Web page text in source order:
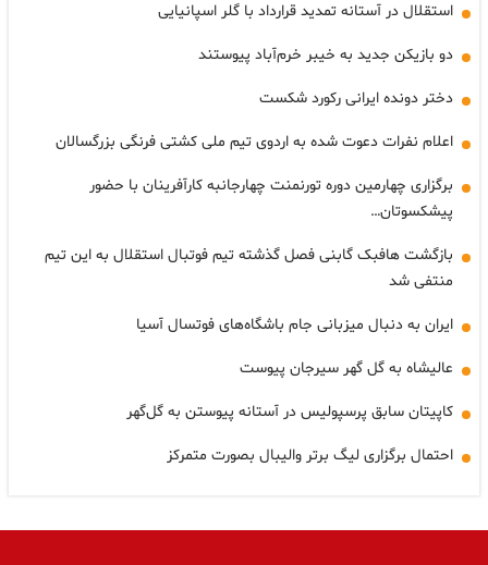
استقلال در آستانه تمدید قرارداد با گلر اسپانیایی
دو بازیکن جدید به خیبر خرم‌آباد پیوستند
دختر دونده ایرانی رکورد شکست
اعلام نفرات دعوت شده به اردوی تیم ملی کشتی فرنگی بزرگسالان
برگزاری چهارمین دوره تورنمنت چهارجانبه کارآفرینان با حضور
پیشکسوتان…
بازگشت هافبک گابنی فصل گذشته تیم فوتبال استقلال به این تیم
منتفی شد
ایران به دنبال میزبانی جام باشگاه‌های فوتسال آسیا
عالیشاه به گل گهر سیرجان پیوست
کاپیتان سابق پرسپولیس در آستانه پیوستن به گل‌گهر
احتمال برگزاری لیگ برتر والیبال بصورت متمرکز